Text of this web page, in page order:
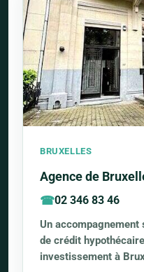
BRUXELLES
Agence de
02 346 83 46
Un
de crédit
investissement à